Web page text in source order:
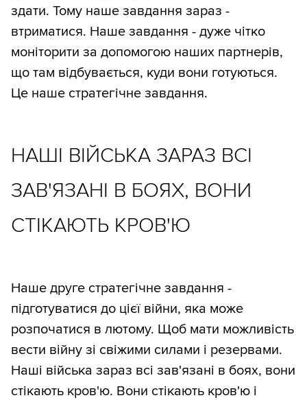
здати. Тому наше завдання зараз -
втриматися. Наше завдання - дуже чітко
моніторити за допомогою наших партнерів,
що там відбувається, куди вони готуються.
Це наше стратегічне завдання.
НАШІ ВІЙСЬКА ЗАРАЗ ВСІ
ЗАВ'ЯЗАНІ В БОЯХ, ВОНИ
СТІКАЮТЬ КРОВ'Ю
Наше друге стратегічне завдання -
підготуватися до цієї війни, яка може
розпочатися в лютому. Щоб мати можливість
вести війну зі свіжими силами і резервами.
Наші війська зараз всі зав'язані в боях, вони
стікають кров'ю. Вони стікають кров'ю і